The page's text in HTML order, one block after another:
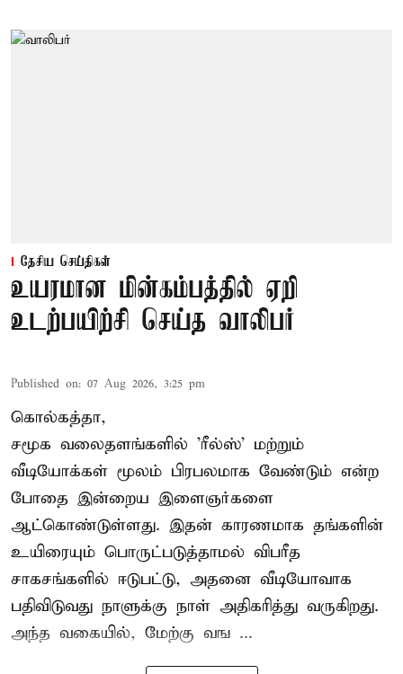
தேசிய செய்திகள்
உயரமான மின்கம்பத்தில் ஏறி
உடற்பயிற்சி செய்த வாலிபர்
Published on: 07 Aug 2026, 3:25 pm
கொல்கத்தா,
சமூக வலைதளங்களில் 'ரீல்ஸ்' மற்றும்
வீடியோக்கள் மூலம் பிரபலமாக வேண்டும் என்ற
போதை இன்றைய இளைஞர்களை
ஆட்கொண்டுள்ளது. இதன் காரணமாக தங்களின்
உயிரையும் பொருட்படுத்தாமல் விபரீத
சாகசங்களில் ஈடுபட்டு, அதனை வீடியோவாக
பதிவிடுவது நாளுக்கு நாள் அதிகரித்து வருகிறது.
அந்த வகையில், மேற்கு வங ...